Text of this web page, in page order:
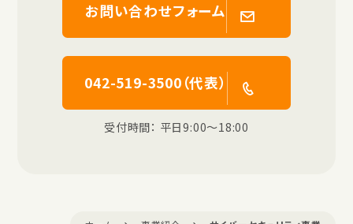
お問い合わせフォーム
042-519-3500（代表）
受付時間： 平日9:00〜18:00